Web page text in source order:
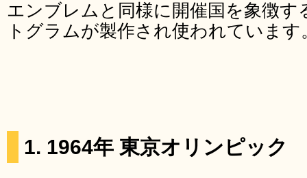
エンブレムと同様に開催国を象徴
トグラムが製作され使われています
1. 1964年 東京オリンピック